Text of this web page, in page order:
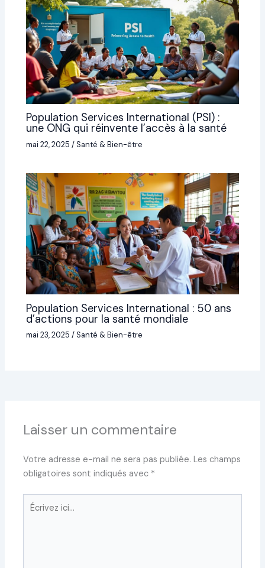
Population Services International (PSI) :
une ONG qui réinvente l’accès à la santé
mai 22, 2025/Santé & Bien-être
Population Services International : 50 ans
d’actions pour la santé mondiale
mai 23, 2025/Santé & Bien-être
Laisser un commentaire
Votre adresse e-mail ne sera pas publiée. Les champs
obligatoires sont indiqués avec *
Écrivez